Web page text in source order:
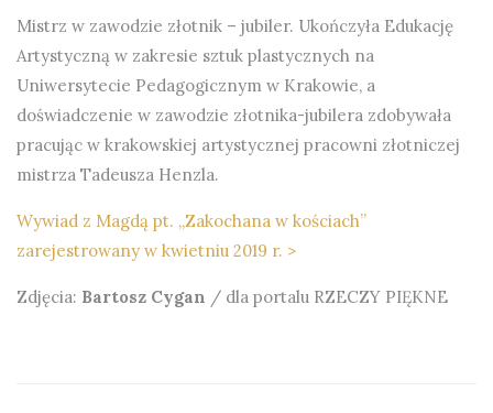
Mistrz w zawodzie złotnik – jubiler. Ukończyła Edukację
Artystyczną w zakresie sztuk plastycznych na
Uniwersytecie Pedagogicznym w Krakowie, a
doświadczenie w zawodzie złotnika-jubilera zdobywała
pracując w krakowskiej artystycznej pracowni złotniczej
mistrza Tadeusza Henzla.
Wywiad z Magdą pt. „Zakochana w kościach”
zarejestrowany w kwietniu 2019 r. >
Zdjęcia: Bartosz Cygan / dla portalu RZECZY PIĘKNE